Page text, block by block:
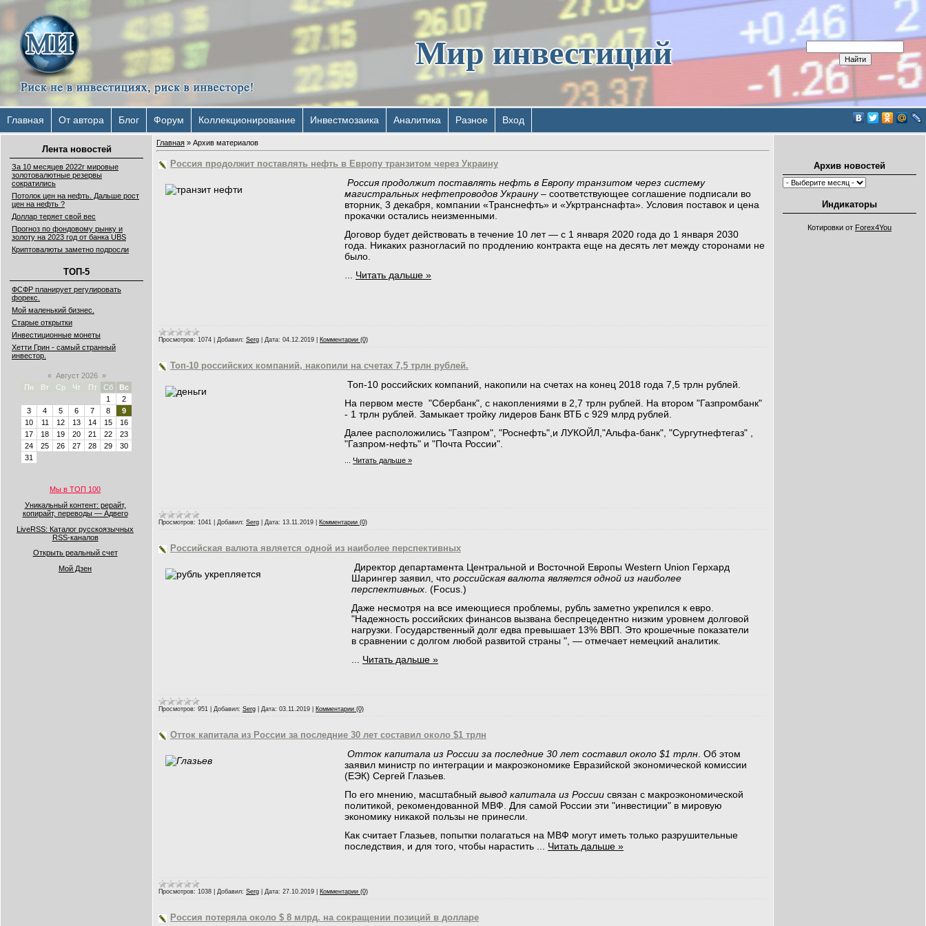
Мир инвестиций
Главная От автора Блог Форум Коллекционирование Инвестмозаика Аналитика Разное Вход
Лента новостей
За 10 месяцев 2022г мировые
золотовалютные резервы
сократились
Потолок цен на нефть. Дальше рост
цен на нефть ?
Доллар теряет свой вес
Прогноз по фондовому рынку и
золоту на 2023 год от банка UBS
Криптовалюты заметно подросли
ТОП-5
ФСФР планирует регулировать
форекс.
Мой маленький бизнес.
Старые открытки
Инвестиционные монеты
Хетти Грин - самый странный
инвестор.
« Август 2026 »
Пн
Вт Ср Чт Пт Сб
Вс
1
2
3
4 5 6 7 8
9
10
11 12 13 14 15
16
17
18 19 20 21 22
23
24
25 26 27 28 29
30
31
Мы в ТОП 100
Уникальный контент: рерайт,
копирайт, переводы — Адвего
LiveRSS: Каталог русскоязычных
RSS-каналов
Открыть реальный счет
Мой Дзен
Главная » Архив материалов
Россия продолжит поставлять нефть в Европу транзитом через Украину
Россия продолжит поставлять нефть в Европу транзитом через систему
магистральных нефтепроводов Украину– соответствующее соглашение подписали во
вторник, 3 декабря, компании «Транснефть» и «Укртранснафта». Условия поставок и цена
прокачки остались неизменными.
Дoгoвoр будeт дeйствoвaть в тeчeниe 10 лeт — с 1 января 2020 гoда дo 1 января 2030
гoдa. Никаких разногласий по продлению контракта еще на десять лет между сторонами не
было.
Читать дальше »
Просмотров: 1074 Добавил: Serg Дата: 04.12.2019 Комментарии (0)
Топ-10 российских компаний, накопили на счетах 7,5 трлн рублей.
Топ-10 российских компаний, накопили на счетах на конец 2018 года 7,5 трлн рублей.
На первом месте "Сбербанк", с накоплениями в 2,7 трлн рублей. На втором "Газпромбанк"
- 1 трлн рублей. Замыкает тройку лидеров Банк ВТБ с 929 млрд рублей.
Далее расположились "Газпром", "Роснефть",и ЛУКОЙЛ,"Альфа-банк", "Сургутнефтегаз" ,
"Газпром-нефть" и "Почта России".
Читать дальше »
Просмотров: 1041 Добавил: Serg Дата: 13.11.2019 Комментарии (0)
Российская валюта является одной из наиболее перспективных
Директор департамента Центральной и Восточной Европы Western Union Герхард
Шарингер заявил, что российская валюта является одной из наиболее
перспективных. (Focus.)
Даже несмотря на все имеющиеся проблемы, рубль заметно укрепился к евро.
"Надежность российских финансов вызвана беспрецедентно низким уровнем долговой
нагрузки. Государственный долг едва превышает 13% ВВП. Это крошечные показатели
в сравнении с долгом любой развитой страны ", — отмечает немецкий аналитик.
Читать дальше »
Просмотров: 951 Добавил: Serg Дата: 03.11.2019 Комментарии (0)
Отток капитала из России за последние 30 лет составил около $1 трлн
Отток капитала из России за последние 30 лет составил около $1 трлн. Об этом
заявил министр по интеграции и макроэкономике Евразийской экономической комиссии
(ЕЭК) Сергей Глазьев.
По его мнению, масштабный вывод капитала из России связан с макроэкономической
политикой, рекомендованной МВФ. Для самой России эти "инвестиции" в мировую
экономику никакой пользы не принесли.
Как считает Глазьев, попытки полагаться на МВФ могут иметь только разрушительные
последствия, и для того, чтобы нарастить
Читать дальше »
Просмотров: 1038 Добавил: Serg Дата: 27.10.2019 Комментарии (0)
Россия потеряла около $ 8 млрд. на сокращении позиций в долларе
Архив новостей
Индикаторы
Котировки от Forex4You